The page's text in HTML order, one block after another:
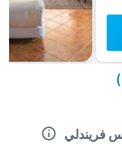
فريندلي